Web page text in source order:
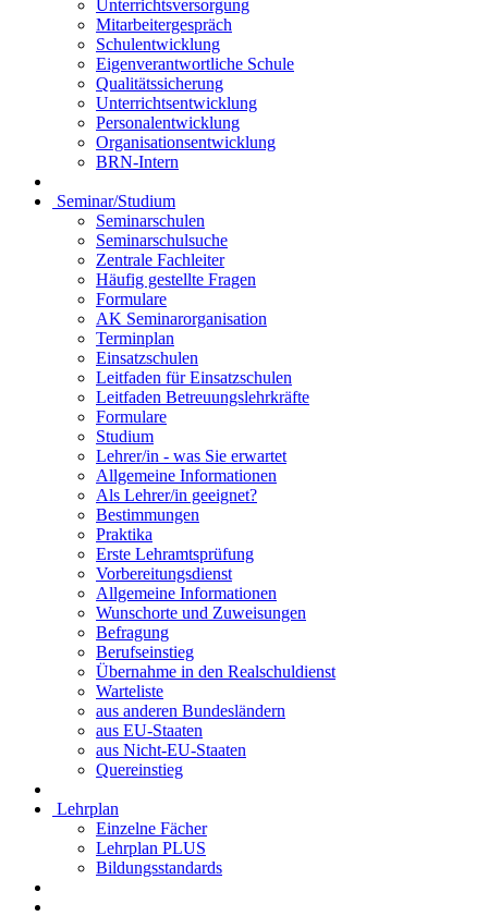
Unterrichtsversorgung
Mitarbeitergespräch
Schulentwicklung
Eigenverantwortliche Schule
Qualitätssicherung
Unterrichtsentwicklung
Personalentwicklung
Organisationsentwicklung
BRN-Intern
Seminar/Studium
Seminarschulen
Seminarschulsuche
Zentrale Fachleiter
Häufig gestellte Fragen
Formulare
AK Seminarorganisation
Terminplan
Einsatzschulen
Leitfaden für Einsatzschulen
Leitfaden Betreuungslehrkräfte
Formulare
Studium
Lehrer/in - was Sie erwartet
Allgemeine Informationen
Als Lehrer/in geeignet?
Bestimmungen
Praktika
Erste Lehramtsprüfung
Vorbereitungsdienst
Allgemeine Informationen
Wunschorte und Zuweisungen
Befragung
Berufseinstieg
Übernahme in den Realschuldienst
Warteliste
aus anderen Bundesländern
aus EU-Staaten
aus Nicht-EU-Staaten
Quereinstieg
Lehrplan
Einzelne Fächer
Lehrplan PLUS
Bildungsstandards